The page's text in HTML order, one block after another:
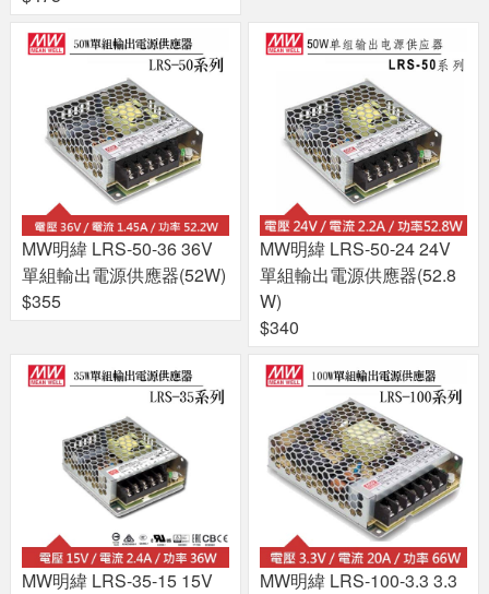
MW明緯 LRS-50-36 36V
單組輸出電源供應器(52W)
$355
MW明緯 LRS-50-24 24V
單組輸出電源供應器(52.8
W)
$340
MW明緯 LRS-35-15 15V
MW明緯 LRS-100-3.3 3.3